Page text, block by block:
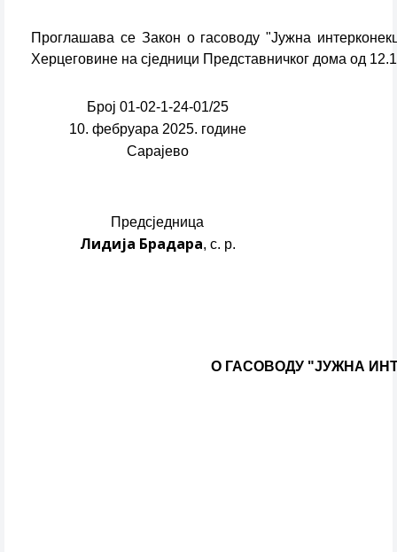
Проглашава се Закон о гасоводу "Јужна
Херцеговине на сједници Представничког дома од
Број 01-02-1-24-01/25
10. фебруара 2025. године
Сарајево
Предсједница
Лидија Брадара, с. р.
О ГАСОВОДУ "ЈУЖНА